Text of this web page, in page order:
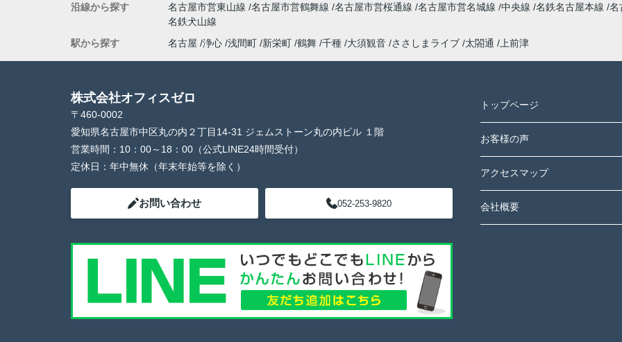
沿線から探す
名古屋市営東山線 名古屋市営鶴舞線 名古屋市営桜通線 名古屋市営名城線 中央線 名鉄名古屋本線 名
名鉄犬山線
駅から探す
名古屋 浄心 浅間町 新栄町 鶴舞 千種 大須観音 ささしまライブ 太閤通 上前津
株式会社オフィスゼロ
〒460-0002
愛知県名古屋市中区丸の内２丁目14-31 ジェムストーン丸の内ビル １階
営業時間： 10：00～18：00（公式LINE24時間受付）
定休日： 年中無休（年末年始等を除く）
お問い合わせ 052-253-9820
トップページ
お客様の声
アクセスマップ
会社概要